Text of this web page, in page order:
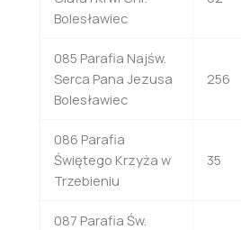
Bolesławiec
085 Parafia Najśw.
Serca Pana Jezusa
Bolesławiec
256
086 Parafia
Świętego Krzyża w
Trzebieniu
35
087 Parafia Św.